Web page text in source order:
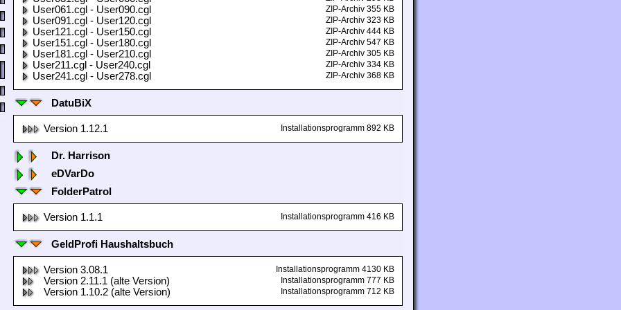
User061.cgl - User090.cgl ZIP-Archiv 355 KB
User091.cgl - User120.cgl ZIP-Archiv 323 KB
User121.cgl - User150.cgl ZIP-Archiv 444 KB
User151.cgl - User180.cgl ZIP-Archiv 547 KB
User181.cgl - User210.cgl ZIP-Archiv 305 KB
User211.cgl - User240.cgl ZIP-Archiv 334 KB
User241.cgl - User278.cgl ZIP-Archiv 368 KB
DatuBiX
Version 1.12.1 Installationsprogramm 892 KB
Dr. Harrison
eDVarDo
FolderPatrol
Version 1.1.1 Installationsprogramm 416 KB
GeldProfi Haushaltsbuch
Version 3.08.1 Installationsprogramm 4130 KB
Version 2.11.1 (alte Version) Installationsprogramm 777 KB
Version 1.10.2 (alte Version) Installationsprogramm 712 KB